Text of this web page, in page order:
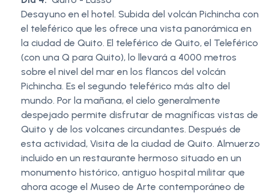
Desayuno en el hotel. Subida del volcán Pichincha con
el teleférico que les ofrece una vista panorámica en
la ciudad de Quito. El teleférico de Quito, el Teleférico
(con una Q para Quito), lo llevará a 4000 metros
sobre el nivel del mar en los flancos del volcán
Pichincha. Es el segundo teleférico más alto del
mundo. Por la mañana, el cielo generalmente
despejado permite disfrutar de magníficas vistas de
Quito y de los volcanes circundantes. Después de
esta actividad, Visita de la ciudad de Quito. Almuerzo
incluido en un restaurante hermoso situado en un
monumento histórico, antiguo hospital militar que
ahora acoge el Museo de Arte contemporáneo de